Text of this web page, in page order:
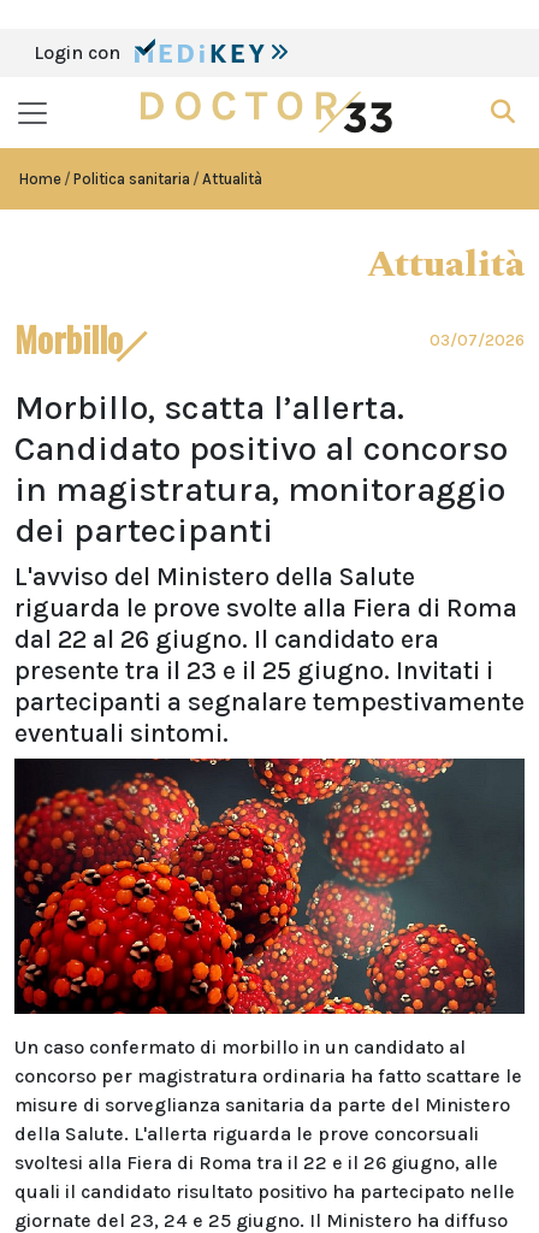
Login con
Home Politica sanitaria Attualità
Attualità
Morbillo 03/07/2026
Morbillo, scatta l’allerta.
Candidato positivo al concorso
in magistratura, monitoraggio
dei partecipanti
L'avviso del Ministero della Salute
riguarda le prove svolte alla Fiera di Roma
dal 22 al 26 giugno. Il candidato era
presente tra il 23 e il 25 giugno. Invitati i
partecipanti a segnalare tempestivamente
eventuali sintomi.
Un caso confermato di morbillo in un candidato al
concorso per magistratura ordinaria ha fatto scattare le
misure di sorveglianza sanitaria da parte del Ministero
della Salute. L'allerta riguarda le prove concorsuali
svoltesi alla Fiera di Roma tra il 22 e il 26 giugno, alle
quali il candidato risultato positivo ha partecipato nelle
giornate del 23, 24 e 25 giugno. Il Ministero ha diffuso